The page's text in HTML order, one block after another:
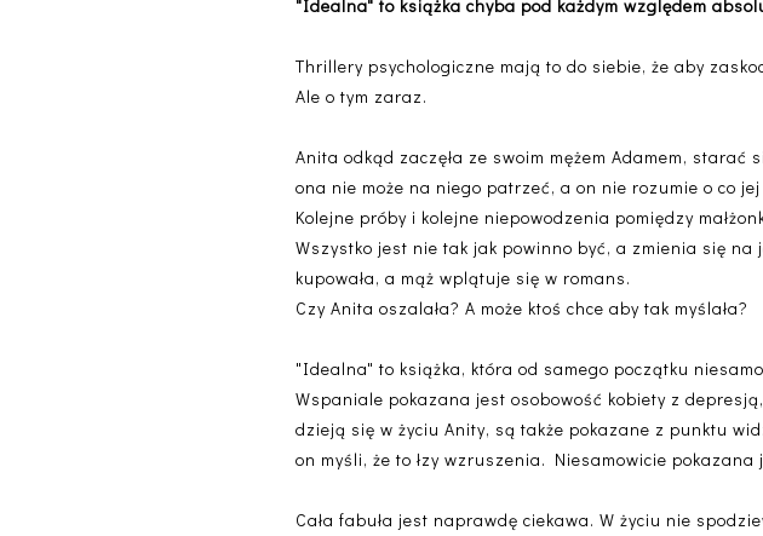
"Idealna" to książka chyba pod każdym względem
Thrillery psychologiczne mają to do siebie, że aby
Ale o tym zaraz.
Anita odkąd zaczęła ze swoim mężem Adamem,
ona nie może na niego patrzeć, a on nie rozumie o co
Kolejne próby i kolejne niepowodzenia pomiędzy
Wszystko jest nie tak jak powinno być, a zmienia się
kupowała, a mąż wplątuje się w romans.
Czy Anita oszalała? A może ktoś chce aby tak myślała?
"Idealna" to książka, która od samego początku
Wspaniale pokazana jest osobowość kobiety z
dzieją się w życiu Anity, są także pokazane z punktu
on myśli, że to łzy wzruszenia. Niesamowicie
Cała fabuła jest naprawdę ciekawa. W życiu nie